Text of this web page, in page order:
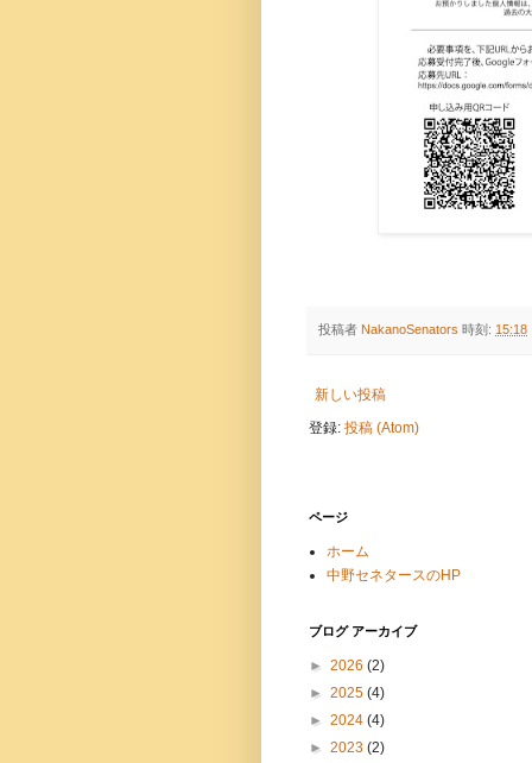
投稿者 NakanoSenators 時刻: 15:18
新しい投稿
登録: 投稿 (Atom)
ページ
ホーム
中野セネタースのHP
ブログ アーカイブ
► 2026 (2)
► 2025 (4)
► 2024 (4)
► 2023 (2)